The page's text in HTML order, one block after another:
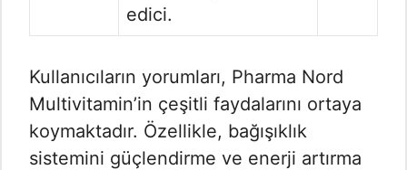
edici.
Kullanıcıların yorumları, Pharma Nord
Multivitamin’in çeşitli faydalarını ortaya
koymaktadır. Özellikle, bağışıklık
sistemini güçlendirme ve enerji artırma